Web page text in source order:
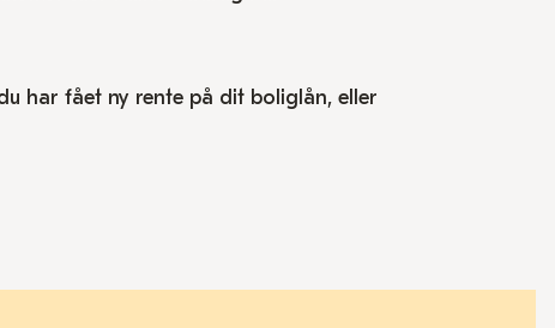
har fået ny rente på dit boliglån, eller